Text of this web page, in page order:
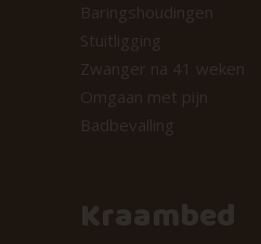
Baringshoudingen
Stuitligging
Zwanger na 41 weken
Omgaan met pijn
Badbevalling
Kraambed